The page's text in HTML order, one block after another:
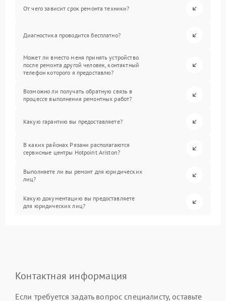
От чего зависит срок ремонта техники?
Диагностика проводится бесплатно?
Может ли вместо меня принять устройство
после ремонта другой человек, контактный
телефон которого я предоставлю?
Возможно ли получать обратную связь в
процессе выполнения ремонтных работ?
Какую гарантию вы предоставляете?
В каких районах Рязани располагаются
сервисные центры Hotpoint Ariston?
Выполняете ли вы ремонт для юридических
лиц?
Какую документацию вы предоставляете
для юридических лиц?
Контактная информация
Если требуется задать вопрос специалисту, оставьте